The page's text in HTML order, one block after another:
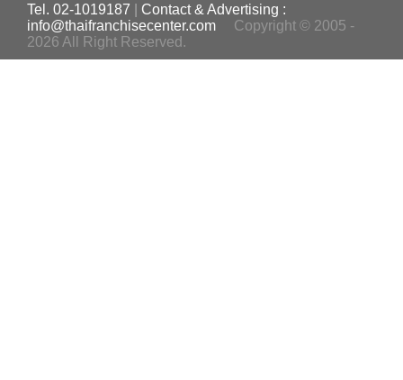
Tel. 02-1019187
Contact & Advertising :
info@thaifranchisecenter.com
Copyright © 2005 -
2026 All Right Reserved.